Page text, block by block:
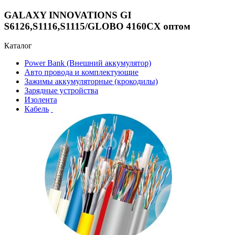
GALAXY INNOVATIONS GI
S6126,S1116,S1115/GLOBO 4160CX оптом
Каталог
Power Bank (Внешний аккумулятор)
Авто провода и комплектующие
Зажимы аккумуляторные (крокодилы)
Зарядные устройства
Изолента
Кабель